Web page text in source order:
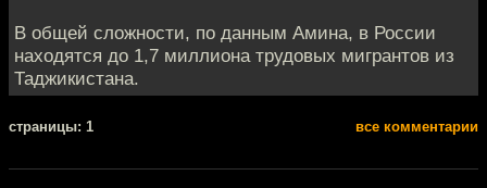
В общей сложности, по данным Амина, в России
находятся до 1,7 миллиона трудовых мигрантов из
Таджикистана.
cтраницы: 1 все комментарии